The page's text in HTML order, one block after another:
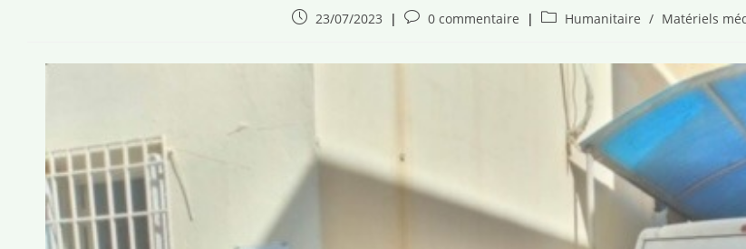
23/07/2023 0 commentaire Humanitaire / Matériels